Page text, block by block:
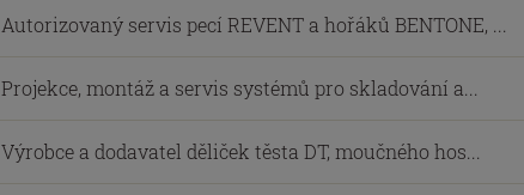
Autorizovaný servis pecí REVENT a hořáků BENTONE, ...
Projekce, montáž a servis systémů pro skladování a...
Výrobce a dodavatel děliček těsta DT, moučného hos...